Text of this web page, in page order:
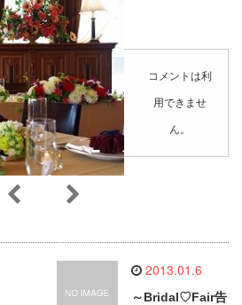
コメントは利
用できませ
ん。
2013.01.6
～Bridal♡Fair告